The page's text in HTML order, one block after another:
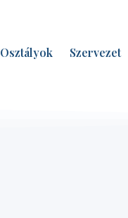
Osztályok Szervezet